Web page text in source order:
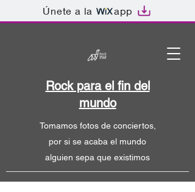
Únete a la app
Tomamos fotos de conciertos,
por si se acaba el mundo
alguien sepa que existimos
Rock para el fin del
mundo